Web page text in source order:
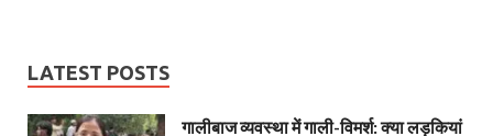
LATEST POSTS
गालीबाज व्‍यवस्‍था में गाली-विमर्श: क्या लड़कियां